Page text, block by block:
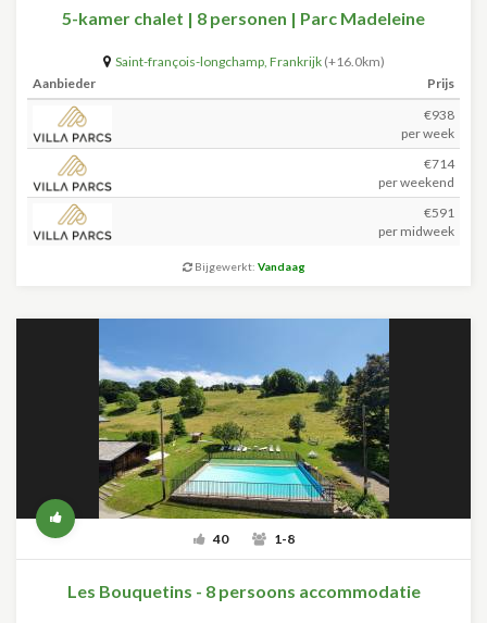
5-kamer chalet | 8 personen | Parc Madeleine
Saint-françois-longchamp, Frankrijk (+16.0km)
Aanbieder
Prijs
€938
per week
€714
per weekend
€591
per midweek
Bijgewerkt: Vandaag
40 1-8
Les Bouquetins - 8 persoons accommodatie